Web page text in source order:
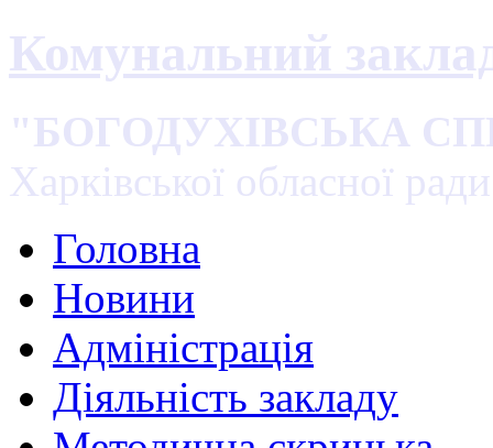
Комунальний
"БОГОДУХІВСЬКА
Харківської обласної ради
Головна
Новини
Адміністрація
Діяльність закладу